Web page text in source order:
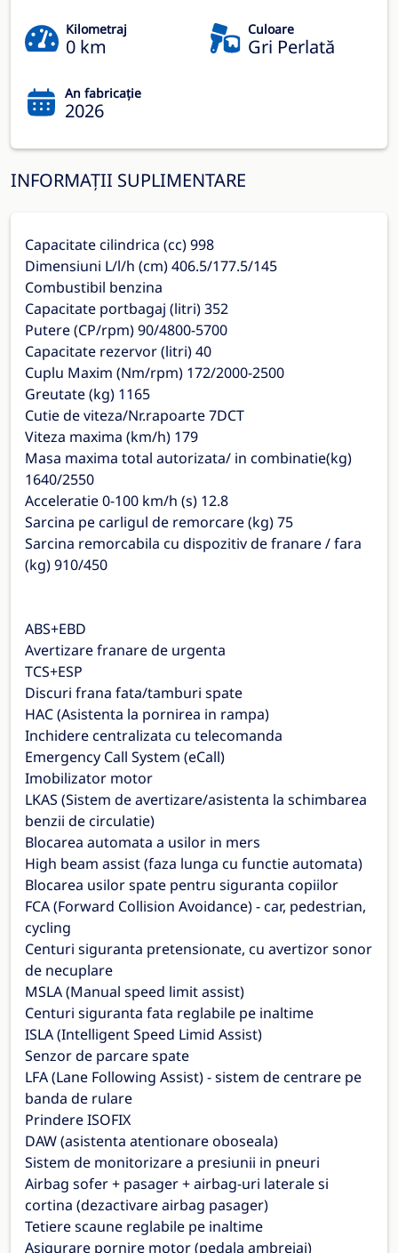
Kilometraj
0 km
Culoare
Gri Perlată
An fabricație
2026
INFORMAȚII SUPLIMENTARE
Capacitate cilindrica (cc) 998
Dimensiuni L/l/h (cm) 406.5/177.5/145
Combustibil benzina
Capacitate portbagaj (litri) 352
Putere (CP/rpm) 90/4800-5700
Capacitate rezervor (litri) 40
Cuplu Maxim (Nm/rpm) 172/2000-2500
Greutate (kg) 1165
Cutie de viteza/Nr.rapoarte 7DCT
Viteza maxima (km/h) 179
Masa maxima total autorizata/ in combinatie(kg)
1640/2550
Acceleratie 0-100 km/h (s) 12.8
Sarcina pe carligul de remorcare (kg) 75
Sarcina remorcabila cu dispozitiv de franare / fara
(kg) 910/450
ABS+EBD
Avertizare franare de urgenta
TCS+ESP
Discuri frana fata/tamburi spate
HAC (Asistenta la pornirea in rampa)
Inchidere centralizata cu telecomanda
Emergency Call System (eCall)
Imobilizator motor
LKAS (Sistem de avertizare/asistenta la schimbarea
benzii de circulatie)
Blocarea automata a usilor in mers
High beam assist (faza lunga cu functie automata)
Blocarea usilor spate pentru siguranta copiilor
FCA (Forward Collision Avoidance) - car, pedestrian,
cycling
Centuri siguranta pretensionate, cu avertizor sonor
de necuplare
MSLA (Manual speed limit assist)
Centuri siguranta fata reglabile pe inaltime
ISLA (Intelligent Speed Limid Assist)
Senzor de parcare spate
LFA (Lane Following Assist) - sistem de centrare pe
banda de rulare
Prindere ISOFIX
DAW (asistenta atentionare oboseala)
Sistem de monitorizare a presiunii in pneuri
Airbag sofer + pasager + airbag-uri laterale si
cortina (dezactivare airbag pasager)
Tetiere scaune reglabile pe inaltime
Asigurare pornire motor (pedala ambreiaj)